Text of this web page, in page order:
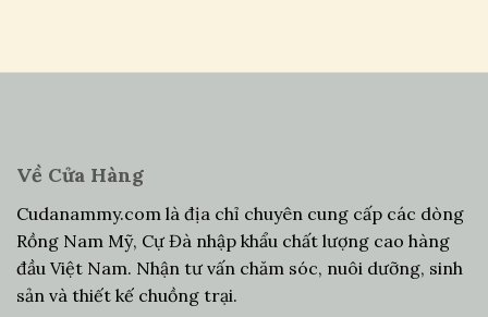
Về Cửa Hàng
Cudanammy.com là địa chỉ chuyên cung cấp các dòng
Rồng Nam Mỹ, Cự Đà nhập khẩu chất lượng cao hàng
đầu Việt Nam. Nhận tư vấn chăm sóc, nuôi dưỡng, sinh
sản và thiết kế chuồng trại.